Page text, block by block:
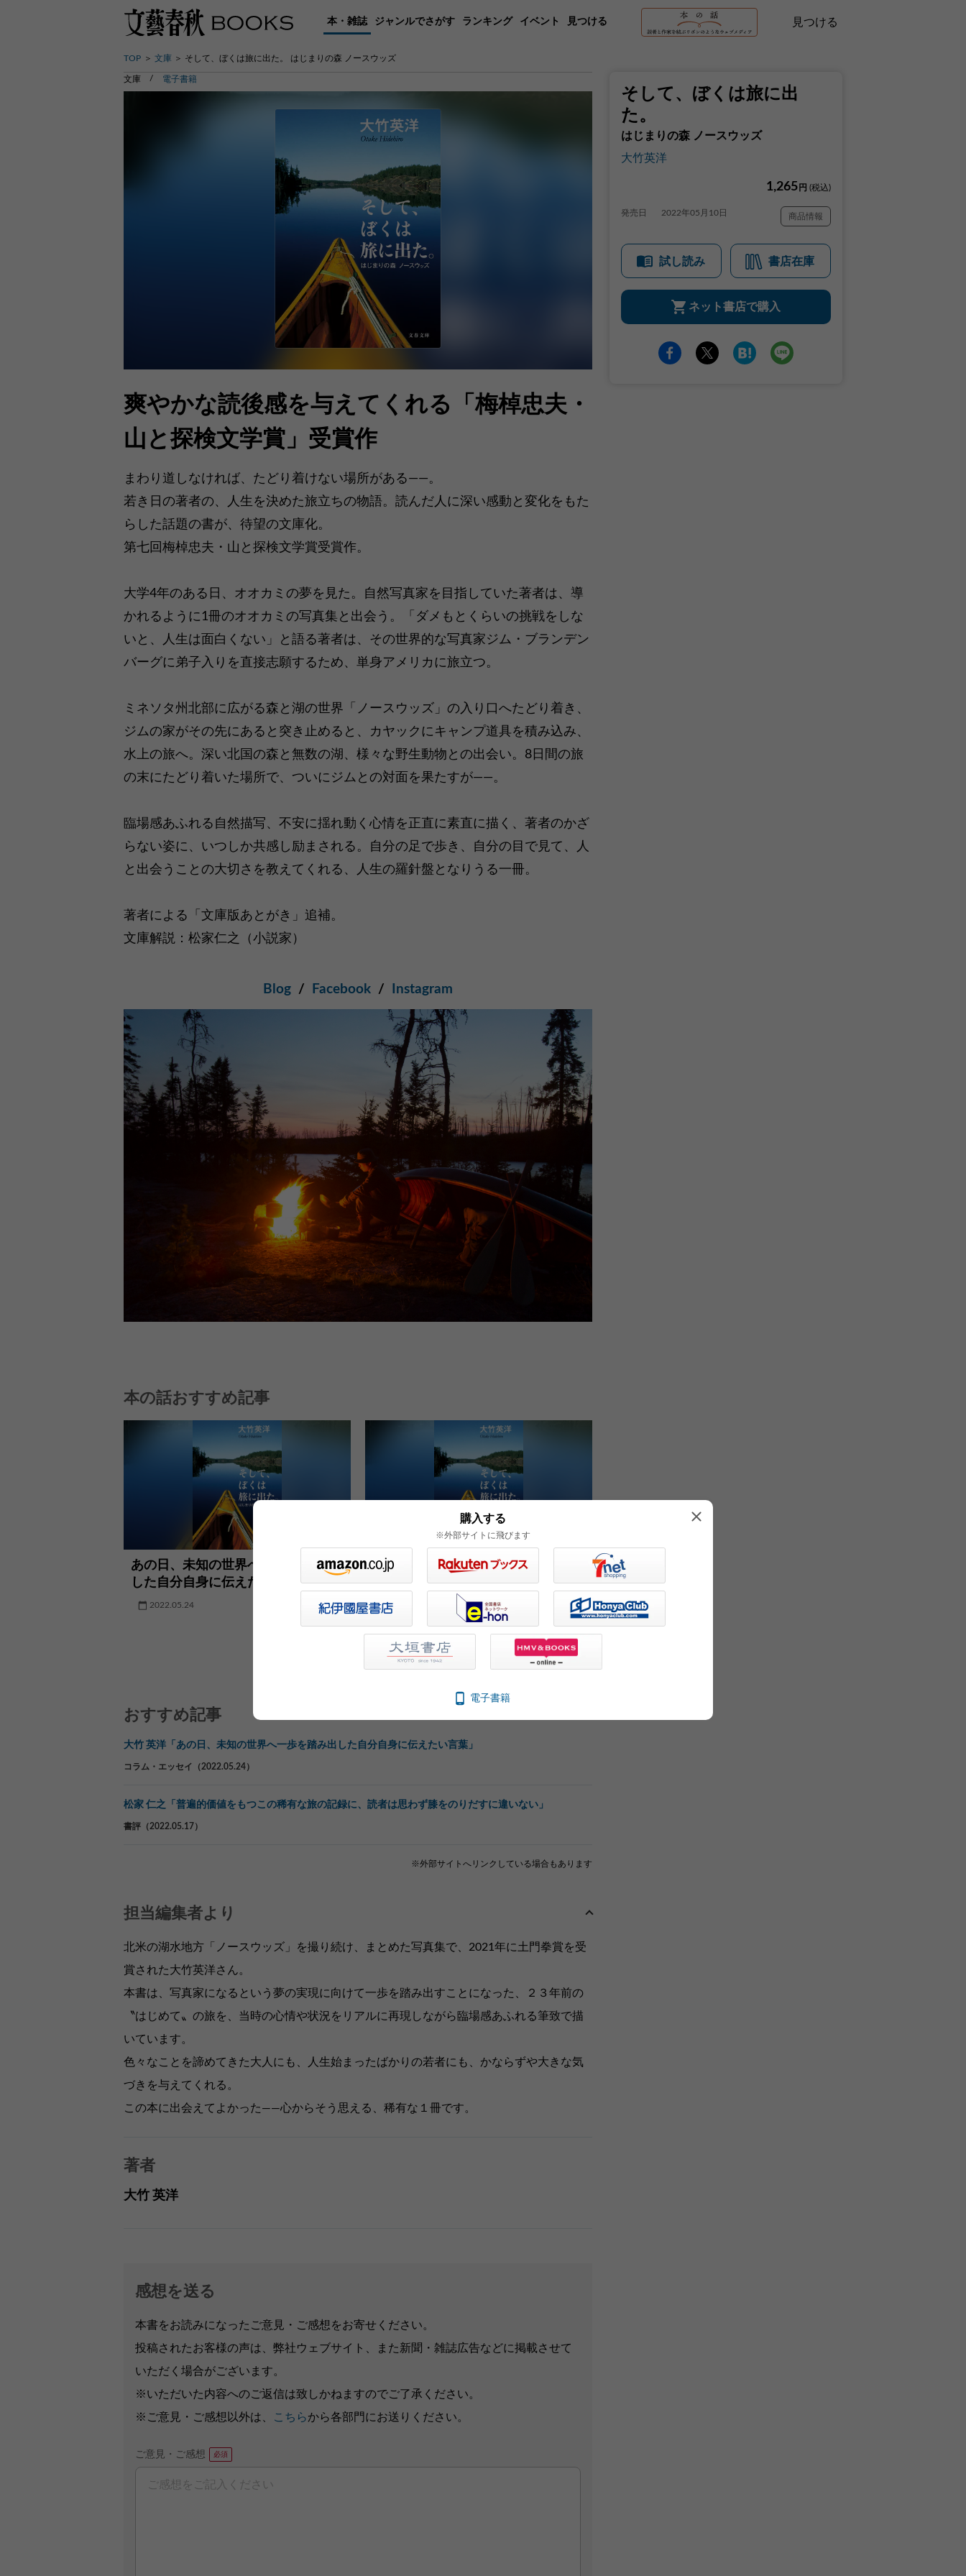
本・雑誌 ジャンルでさがす ランキング イベント 見つける 見つける
TOP 文庫 そして、ぼくは旅に出た。 はじまりの森 ノースウッズ
そして、ぼくは旅に出
た。
はじまりの森 ノースウッズ
大竹英洋
1,265 円 (税込)
発売日 2022年05月10日 商品情報
試し読み 書店在庫
ネット書店で購入
文庫 電子書籍
爽やかな読後感を与えてくれる「梅棹忠夫・
山と探検文学賞」受賞作
まわり道しなければ、たどり着けない場所がある――。
若き日の著者の、人生を決めた旅立ちの物語。読んだ人に深い感動と変化をもた
らした話題の書が、待望の文庫化。
第七回梅棹忠夫・山と探検文学賞受賞作。
大学4年のある日、オオカミの夢を見た。自然写真家を目指していた著者は、導
かれるように1冊のオオカミの写真集と出会う。「ダメもとくらいの挑戦をしな
いと、人生は面白くない」と語る著者は、その世界的な写真家ジム・ブランデン
バーグに弟子入りを直接志願するため、単身アメリカに旅立つ。
ミネソタ州北部に広がる森と湖の世界「ノースウッズ」の入り口へたどり着き、
ジムの家がその先にあると突き止めると、カヤックにキャンプ道具を積み込み、
水上の旅へ。深い北国の森と無数の湖、様々な野生動物との出会い。8日間の旅
の末にたどり着いた場所で、ついにジムとの対面を果たすが――。
臨場感あふれる自然描写、不安に揺れ動く心情を正直に素直に描く、著者のかざ
らない姿に、いつしか共感し励まされる。自分の足で歩き、自分の目で見て、人
と出会うことの大切さを教えてくれる、人生の羅針盤となりうる一冊。
著者による「文庫版あとがき」追補。
文庫解説：松家仁之（小説家）
Blog / Facebook / Instagram
本の話おすすめ記事
あの日、未知の世界へ一歩を踏み出
した自分自身に伝えたい言葉
2022.05.24 コラム・エッセイ
普遍的価値をもつこの稀有な旅の記
録に、読者は思わず膝をのりだすに
違いない
おすすめ記事
大竹 英洋「あの日、未知の世界へ一歩を踏み出した自分自身に伝えたい言葉」
コラム・エッセイ（2022.05.24）
松家 仁之「普遍的価値をもつこの稀有な旅の記録に、読者は思わず膝をのりだすに違いない」
書評（2022.05.17）
※外部サイトへリンクしている場合もあります
担当編集者より
北米の湖水地方「ノースウッズ」を撮り続け、まとめた写真集で、2021年に土門拳賞を受
賞された大竹英洋さん。
本書は、写真家になるという夢の実現に向けて一歩を踏み出すことになった、２３年前の
〝はじめて〟の旅を、当時の心情や状況をリアルに再現しながら臨場感あふれる筆致で描
いています。
色々なことを諦めてきた大人にも、人生始まったばかりの若者にも、かならずや大きな気
づきを与えてくれる。
この本に出会えてよかった――心からそう思える、稀有な１冊です。
著者
大竹 英洋
感想を送る
本書をお読みになったご意見・ご感想をお寄せください。
投稿されたお客様の声は、弊社ウェブサイト、また新聞・雑誌広告などに掲載させて
いただく場合がございます。
※いただいた内容へのご返信は致しかねますのでご了承ください。
※ご意見・ご感想以外は、
こちらから各部門にお送りください。
ご意見・ご感想
購入する
※外部サイトに飛びます
電子書籍